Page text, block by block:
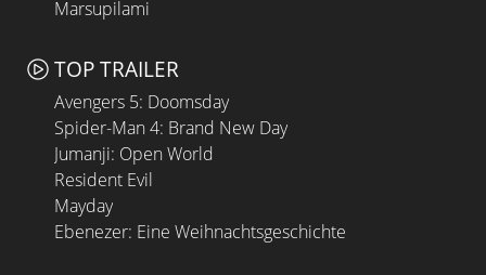
Marsupilami
TOP TRAILER
Avengers 5: Doomsday
Spider-Man 4: Brand New Day
Jumanji: Open World
Resident Evil
Mayday
Ebenezer: Eine Weihnachtsgeschichte